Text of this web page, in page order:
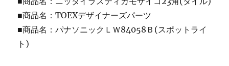
■商品名：TOEXデザイナーズパーツ
■商品名：パナソニックＬＷ84058Ｂ(スポットライ
ト)